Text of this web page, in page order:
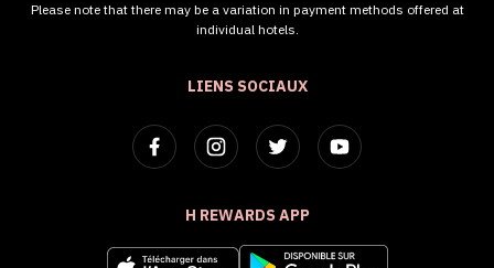
LIENS SOCIAUX
H REWARDS APP
Please note that there may be a variation in payment methods offered at
individual hotels.